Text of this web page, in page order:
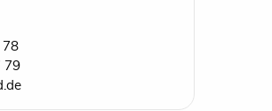
78
79